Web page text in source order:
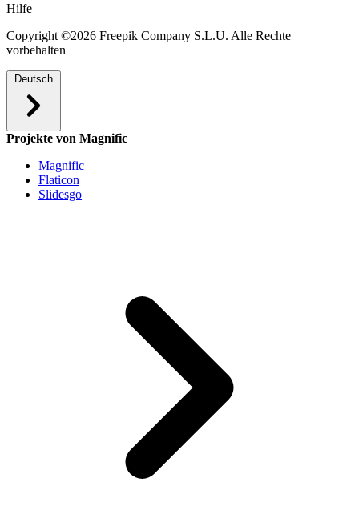
Hilfe
Copyright ©2026 Freepik Company S.L.U. Alle Rechte
vorbehalten
Deutsch
Projekte von Magnific
Magnific
Flaticon
Slidesgo